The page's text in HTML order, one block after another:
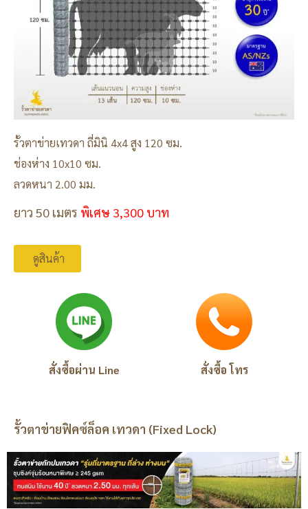
รั้วตาข่ายเทวดา ถี่มินิ 4x4 สูง 120 ซม.
ช่องห่าง 10x10 ซม.
ลวดหนา 2.00 มม.
ยาว 50 เมตร พิเศษ 3,300 บาท
ดูสินค้า
สั่งซื้อผ่าน Line สั่งซื้อ โทร
รั้วตาข่ายฟิคซ์ล็อค เทวดา (Fixed Lock)